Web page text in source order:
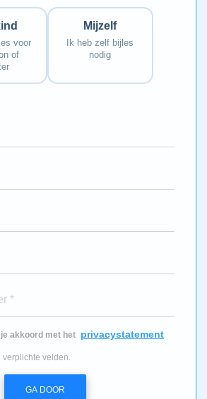
voor
of
Mijzelf
Ik heb zelf bijles
nodig
*
akkoord met het privacystatement
verplichte velden.
GA DOOR